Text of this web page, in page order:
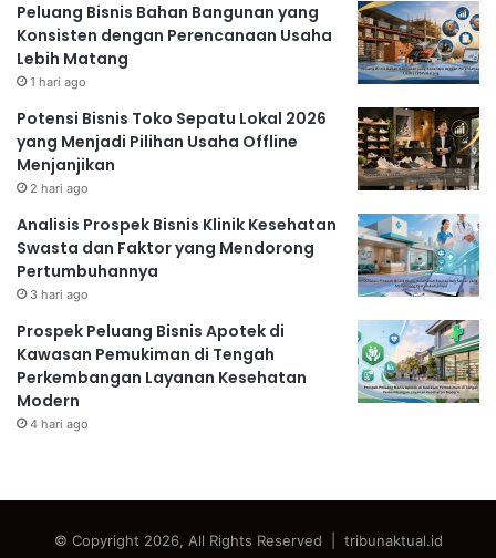
Peluang Bisnis Bahan Bangunan yang
Konsisten dengan Perencanaan Usaha
Lebih Matang
1 hari ago
Potensi Bisnis Toko Sepatu Lokal 2026
yang Menjadi Pilihan Usaha Offline
Menjanjikan
2 hari ago
Analisis Prospek Bisnis Klinik Kesehatan
Swasta dan Faktor yang Mendorong
Pertumbuhannya
3 hari ago
Prospek Peluang Bisnis Apotek di
Kawasan Pemukiman di Tengah
Perkembangan Layanan Kesehatan
Modern
4 hari ago
© Copyright 2026, All Rights Reserved | tribunaktual.id